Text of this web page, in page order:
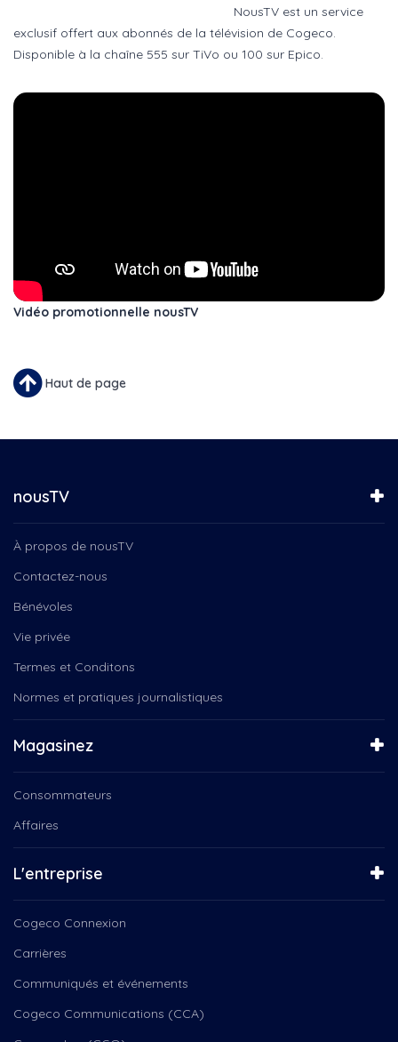
NousTV est un service
exclusif offert aux abonnés de la télévision de Cogeco.
Disponible à la chaîne 555 sur TiVo ou 100 sur Epico.
Vidéo promotionnelle nousTV
Haut de page
nousTV
À propos de nousTV
Contactez-nous
Bénévoles
Vie privée
Termes et Conditons
Normes et pratiques journalistiques
Magasinez
Consommateurs
Affaires
L'entreprise
Cogeco Connexion
Carrières
Communiqués et événements
Cogeco Communications (CCA)